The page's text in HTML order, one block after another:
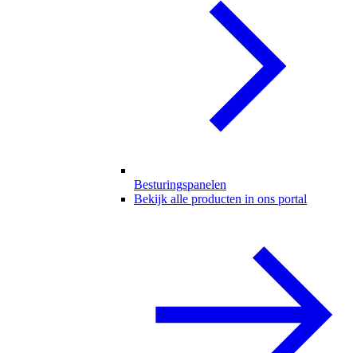
Besturingspanelen
Bekijk alle producten in ons portal